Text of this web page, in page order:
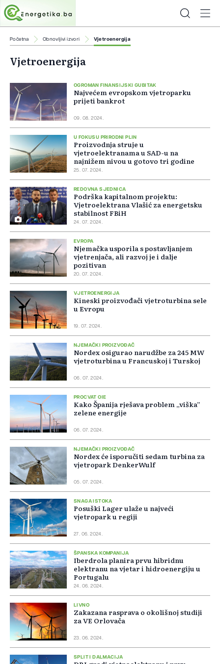
Početna Obnovljivi izvori Vjetroenergija
Vjetroenergija
OGROMAN FINANSIJSKI GUBITAK
Najvećem evropskom vjetroparku
prijeti bankrot
09. 08. 2024.
U FOKUSU PRIRODNI PLIN
Proizvodnja struje u
vjetroelektranama u SAD-u na
najnižem nivou u gotovo tri godine
25. 07. 2024.
REDOVNA SJEDNICA
Podrška kapitalnom projektu:
Vjetroelektrana Vlašić za energetsku
stabilnost FBiH
24. 07. 2024.
EVROPA
Njemačka usporila s postavljanjem
vjetrenjača, ali razvoj je i dalje
pozitivan
20. 07. 2024.
VJETROENERGIJA
Kineski proizvođači vjetroturbina sele
u Evropu
19. 07. 2024.
NJEMAČKI PROIZVOĐAČ
Nordex osigurao narudžbe za 245 MW
vjetroturbina u Francuskoj i Turskoj
06. 07. 2024.
PROCVAT OIE
Kako Španija rješava problem „viška”
zelene energije
06. 07. 2024.
NJEMAČKI PROIZVOĐAČ
Nordex će isporučiti sedam turbina za
vjetropark DenkerWulf
05. 07. 2024.
SNAGA ISTOKA
Posuški Lager ulaže u najveći
vjetropark u regiji
27. 06. 2024.
ŠPANSKA KOMPANIJA
Iberdrola planira prvu hibridnu
elektranu na vjetar i hidroenergiju u
Portugalu
24. 06. 2024.
LIVNO
Zakazana rasprava o okolišnoj studiji
za VE Orlovača
23. 06. 2024.
SPLIT I DALMACIJA